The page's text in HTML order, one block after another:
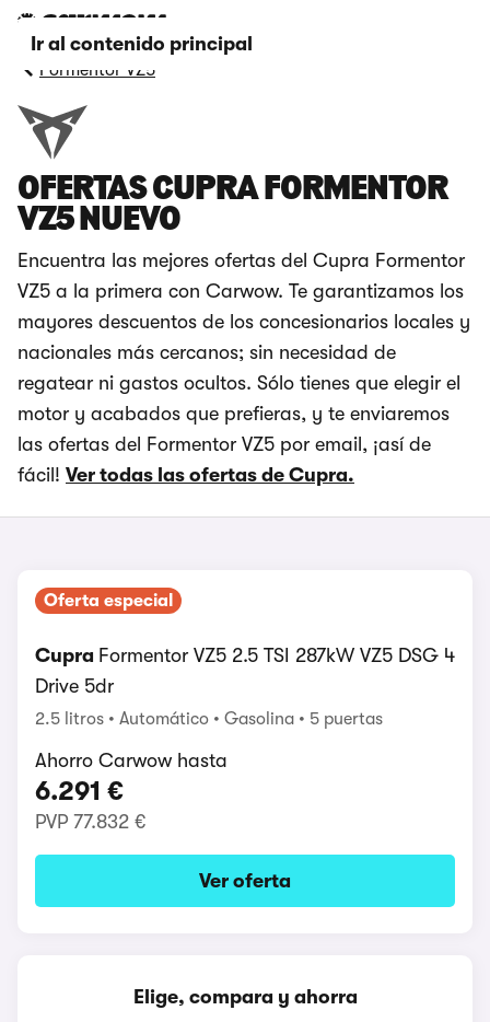
Ir al contenido principal
Formentor VZ5
OFERTAS CUPRA FORMENTOR
VZ5 NUEVO
Encuentra las mejores ofertas del Cupra Formentor
VZ5 a la primera con Carwow. Te garantizamos los
mayores descuentos de los concesionarios locales y
nacionales más cercanos; sin necesidad de
regatear ni gastos ocultos. Sólo tienes que elegir el
motor y acabados que prefieras, y te enviaremos
las ofertas del Formentor VZ5 por email, ¡así de
fácil! Ver todas las ofertas de Cupra.
Oferta especial
Cupra Formentor VZ5 2.5 TSI 287kW VZ5 DSG 4
Drive 5dr
2.5 litros Automático Gasolina 5 puertas
Ahorro Carwow hasta
6.291 €
PVP 77.832 €
Ver oferta
Elige, compara y ahorra